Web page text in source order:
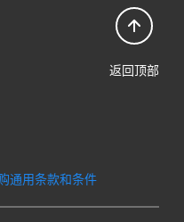
返回顶部
通用条款和条件